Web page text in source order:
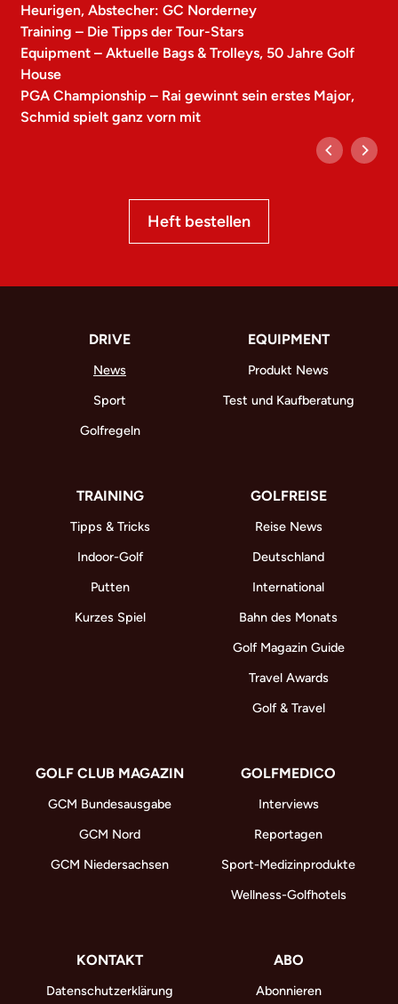
Heurigen, Abstecher: GC Norderney
Training – Die Tipps der Tour-Stars
Equipment – Aktuelle Bags & Trolleys, 50 Jahre Golf
House
PGA Championship – Rai gewinnt sein erstes Major,
Schmid spielt ganz vorn mit
Heft bestellen
DRIVE
News
Sport
Golfregeln
EQUIPMENT
Produkt News
Test und Kaufberatung
TRAINING
Tipps & Tricks
Indoor-Golf
Putten
Kurzes Spiel
GOLFREISE
Reise News
Deutschland
International
Bahn des Monats
Golf Magazin Guide
Travel Awards
Golf & Travel
GOLF CLUB MAGAZIN
GCM Bundesausgabe
GCM Nord
GCM Niedersachsen
GOLFMEDICO
Interviews
Reportagen
Sport-Medizinprodukte
Wellness-Golfhotels
KONTAKT
Datenschutzerklärung
ABO
Abonnieren